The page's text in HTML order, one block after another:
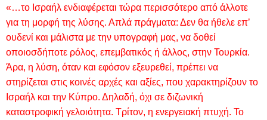
«…το Ισραήλ ενδιαφέρεται τώρα περισσότερο από άλλοτε
για τη μορφή της λύσης. Απλά πράγματα: Δεν θα ήθελε επ’
ουδενί και μάλιστα με την υπογραφή μας, να δοθεί
οποιοσδήποτε ρόλος, επεμβατικός ή άλλος, στην Τουρκία.
Άρα, η λύση, όταν και εφόσον εξευρεθεί, πρέπει να
στηρίζεται στις κοινές αρχές και αξίες, που χαρακτηρίζουν το
Ισραήλ και την Κύπρο. Δηλαδή, όχι σε διζωνική
καταστροφική γελοιότητα. Τρίτον, η ενεργειακή πτυχή. Το